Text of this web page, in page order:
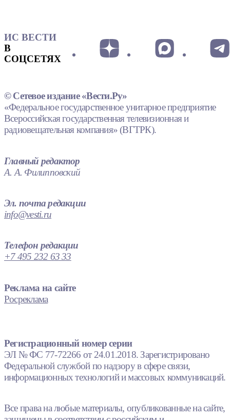
ИС ВЕСТИ
В
СОЦСЕТЯХ
© Сетевое издание «Вести.Ру»
«Федеральное государственное унитарное предприятие
Всероссийская государственная телевизионная и
радиовещательная компания» (ВГТРК).
Главный редактор
А. А. Филипповский
Эл. почта редакции
info@vesti.ru
Телефон редакции
+7 495 232 63 33
Реклама на сайте
Росреклама
Регистрационный номер серии
ЭЛ № ФС 77-72266 от 24.01.2018. Зарегистрировано
Федеральной службой по надзору в сфере связи,
информационных технологий и массовых коммуникаций.
Все права на любые материалы, опубликованные на сайте,